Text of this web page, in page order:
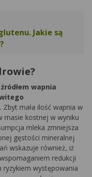
Jakie są
wapnia
. Zbyt mała ilość wapnia w
masie kostnej w wyniku
mleka zmniejsza
gęstości mineralnej
wskazuje również, iż
redukcji
ryzykiem występowania